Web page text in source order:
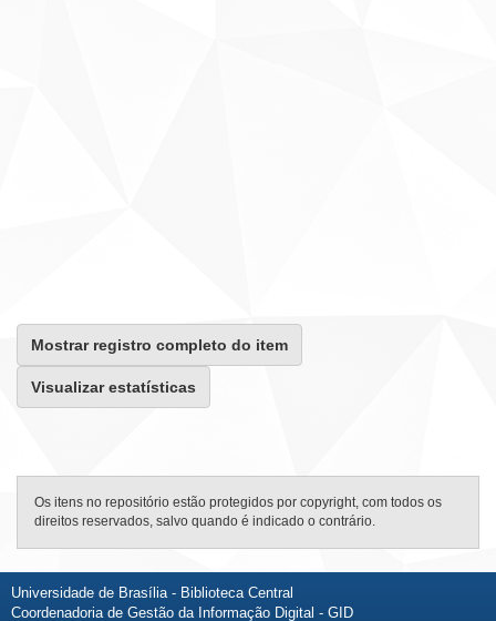
Mostrar registro completo do item
Visualizar estatísticas
Os itens no repositório estão protegidos por copyright, com todos os
direitos reservados, salvo quando é indicado o contrário.
Universidade de Brasília - Biblioteca Central
Coordenadoria de Gestão da Informação Digital - GID